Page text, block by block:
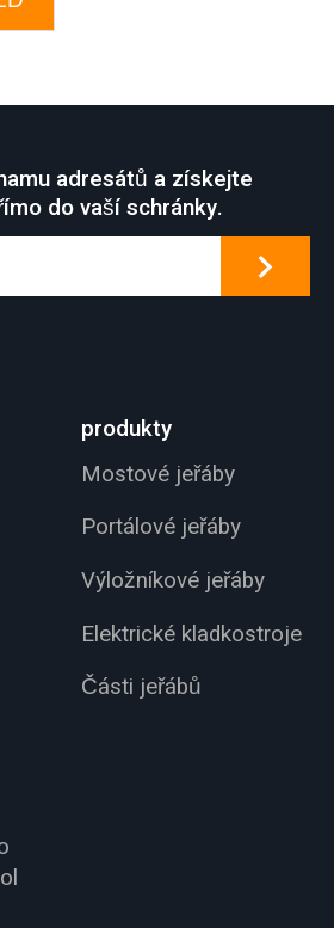
adresátů a získejte
do vaší schránky.
produkty
Mostové jeřáby
Portálové jeřáby
Výložníkové jeřáby
Elektrické kladkostroje
Části jeřábů